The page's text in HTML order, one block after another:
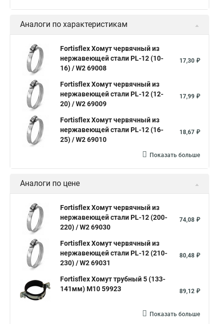
Хомут 24
Номера хомутов Хомут обжимной для труб
Хомут нейлоновый белый Хомут трубный 2 Хомут 500
Хомут червячный norma
Окпд 2 хомуты Хомут на 3д забор
Хомут нержавеющая сталь купить
Хомуты металлические для кабеля крепления
Хомут 20 цена
Хомуты на кислородные шланги
Хомут на нагрузку Хомуты металлические для шрус
Купить нейлоновые стяжки хомуты
Хомут крепление к стене
Стяжки или хомуты Хомуты скоба для труб
Хомуты на трубу цена
Хомут крепления сантехнических труб
Аналоги по характеристикам
Fortisflex Хомут червячный из
нержавеющей стали PL-12 (10-
16) / W2 69008
17,30 ₽
Fortisflex Хомут червячный из
нержавеющей стали PL-12 (12-
20) / W2 69009
17,99 ₽
Fortisflex Хомут червячный из
нержавеющей стали PL-12 (16-
25) / W2 69010
18,67 ₽
Показать больше
Аналоги по цене
Fortisflex Хомут червячный из
нержавеющей стали PL-12 (200-
220) / W2 69030
74,08 ₽
Fortisflex Хомут червячный из
нержавеющей стали PL-12 (210-
230) / W2 69031
80,48 ₽
Fortisflex Хомут трубный 5 (133-
141мм) М10 59923
89,12 ₽
Показать больше